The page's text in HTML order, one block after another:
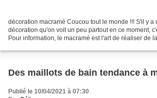
décoration macramé Coucou tout le monde !!! S'il y a
décoration qu'on voit un peu partout en ce moment,
Pour information, le macramé est l'art de réaliser de
Des maillots de bain tendance à
Publié le 10/04/2021 à 07:30